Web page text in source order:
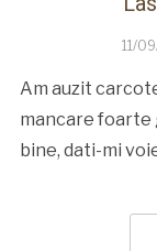
11/
Am auzit
mancare foarte
bine, dati-mi